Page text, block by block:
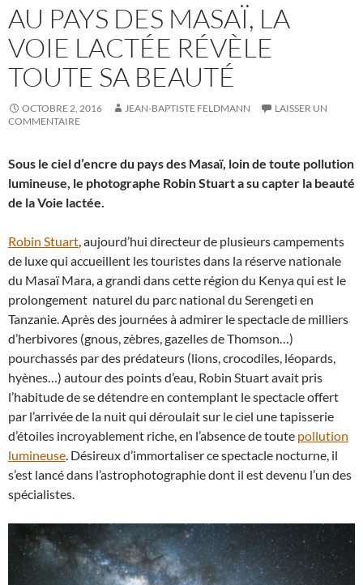
AU PAYS DES MASAÏ, LA
VOIE LACTÉE RÉVÈLE
TOUTE SA BEAUTÉ
OCTOBRE 2, 2016 JEAN-BAPTISTE FELDMANN
LAISSER UN
COMMENTAIRE
Sous le ciel d’encre du pays des Masaï, loin de toute pollution
lumineuse, le photographe Robin Stuart a su capter la beauté
de la Voie lactée.
Robin Stuart, aujourd’hui directeur de plusieurs campements
de luxe qui accueillent les touristes dans la réserve nationale
du Masaï Mara, a grandi dans cette région du Kenya qui est le
prolongement naturel du parc national du Serengeti en
Tanzanie. Après des journées à admirer le spectacle de milliers
d’herbivores (gnous, zèbres, gazelles de Thomson…)
pourchassés par des prédateurs (lions, crocodiles, léopards,
hyènes…) autour des points d’eau, Robin Stuart avait pris
l’habitude de se détendre en contemplant le spectacle offert
par l’arrivée de la nuit qui déroulait sur le ciel une tapisserie
d’étoiles incroyablement riche, en l’absence de toute pollution
lumineuse. Désireux d’immortaliser ce spectacle nocturne, il
s’est lancé dans l’astrophotographie dont il est devenu l’un des
spécialistes.